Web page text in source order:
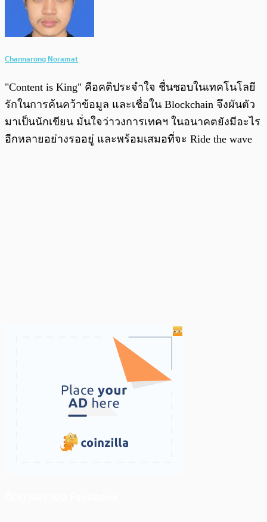
Channarong Noramat
"Content is King" คือคติประจำใจ ชื่นชอบในเทคโนโลยี
รักในการค้นคว้าข้อมูล และเชื่อใน Blockchain จึงผันตัว
มาเป็นนักเขียน มั่นใจว่าวงการเทคฯ ในอนาคตยังมีอะไร
อีกหลายอย่างรออยู่ และพร้อมเสมอที่จะ Ride the wave